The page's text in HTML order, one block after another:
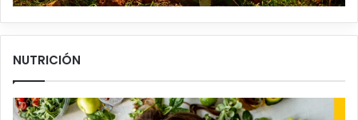
NUTRICIÓN